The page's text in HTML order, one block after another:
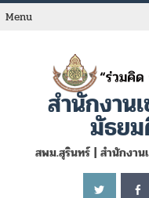
Skip
toMenu
สำนักงาน
มัธย
สพม.สุรินทร์ | สำนักงา